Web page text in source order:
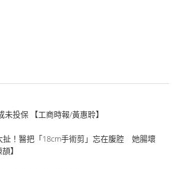
投保 【工商時報/黃惠聆】
扯！醫把「18cm手術剪」忘在腹腔 她腸壞
】